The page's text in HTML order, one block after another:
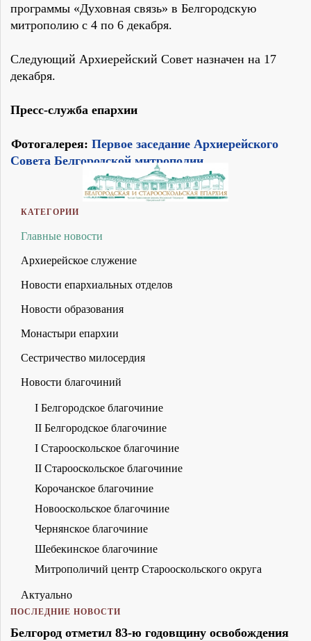
программы «Духовная связь» в Белгородскую
митрополию с 4 по 6 декабря.
Следующий Архиерейский Совет назначен на 17
декабря.
Пресс-служба епархии
Фотогалерея: Первое заседание Архиерейского
Совета Белгородской митрополии
КАТЕГОРИИ
Главные новости
Архиерейское служение
Новости епархиальных отделов
Новости образования
Монастыри епархии
Сестричество милосердия
Новости благочиний
I Белгородское благочиние
II Белгородское благочиние
I Старооскольское благочиние
II Старооскольское благочиние
Корочанское благочиние
Новооскольское благочиние
Чернянское благочиние
Шебекинское благочиние
Митрополичий центр Старооскольского округа
Актуально
ПОСЛЕДНИЕ НОВОСТИ
Белгород отметил 83-ю годовщину освобождения